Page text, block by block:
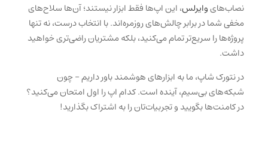
نصاب‌هایوایرلس، این اپ‌ها فقط ابزار نیستند؛ آن‌ها سلاح‌های
مخفی شما در برابر چالش‌های روزمره‌اند. با انتخاب درست، نه تنها
پروژه‌ها را سریع‌تر تمام می‌کنید، بلکه مشتریان راضی‌تری خواهید
داشت.
در نتورک شاپ، ما به ابزارهای هوشمند باور داریم – چون
شبکه‌های بی‌سیم، آینده است. کدام اپ را اول امتحان می‌کنید؟
در کامنت‌ها بگویید و تجربیات‌تان را به اشتراک بگذارید!